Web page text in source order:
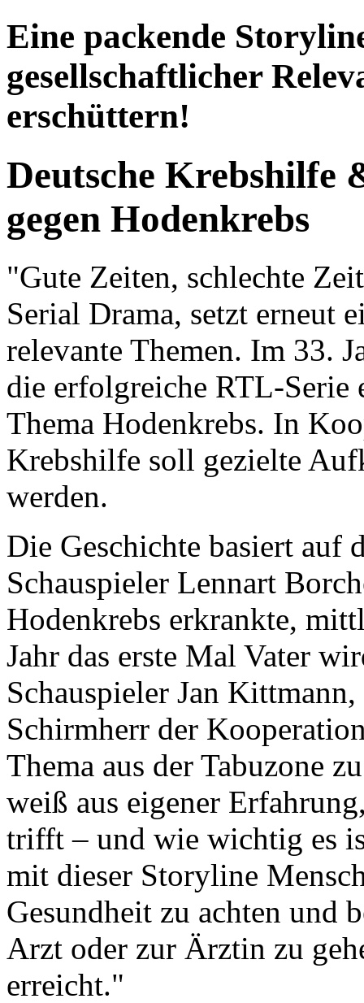
Eine packende
gesellschaftlicher
erschüttern!
Deutsche Krebshilfe
gegen Hodenkrebs
"Gute Zeiten, schlechte
Serial Drama, setzt erneut
relevante Themen. Im 33.
die erfolgreiche RTL-Serie
Thema Hodenkrebs. In
Krebshilfe soll gezielte
werden.
Die Geschichte basiert auf
Schauspieler Lennart
Hodenkrebs erkrankte,
Jahr das erste Mal Vater
Schauspieler Jan
Schirmherr der
Thema aus der Tabuzone
weiß aus eigener
trifft – und wie wichtig es
mit dieser Storyline
Gesundheit zu achten und
Arzt oder zur Ärztin zu
erreicht."